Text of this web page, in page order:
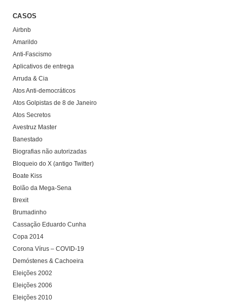
CASOS
Airbnb
Amarildo
Anti-Fascismo
Aplicativos de entrega
Arruda & Cia
Atos Anti-democráticos
Atos Golpistas de 8 de Janeiro
Atos Secretos
Avestruz Master
Banestado
Biografias não autorizadas
Bloqueio do X (antigo Twitter)
Boate Kiss
Bolão da Mega-Sena
Brexit
Brumadinho
Cassação Eduardo Cunha
Copa 2014
Corona Vírus – COVID-19
Demóstenes & Cachoeira
Eleições 2002
Eleições 2006
Eleições 2010